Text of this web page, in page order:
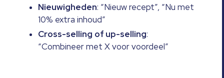
Nieuwigheden: “Nieuw recept”, “Nu met
10% extra inhoud”
Cross-selling of up-selling:
“Combineer met X voor voordeel”